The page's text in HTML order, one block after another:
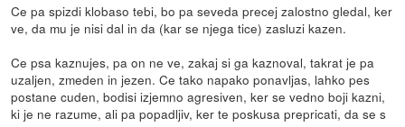
Ce pa spizdi klobaso tebi, bo pa seveda precej zalostno gledal, ker
ve, da mu je nisi dal in da (kar se njega tice) zasluzi kazen.
Ce psa kaznujes, pa on ne ve, zakaj si ga kaznoval, takrat je pa
uzaljen, zmeden in jezen. Ce tako napako ponavljas, lahko pes
postane cuden, bodisi izjemno agresiven, ker se vedno boji kazni,
ki je ne razume, ali pa popadljiv, ker te poskusa prepricati, da se s